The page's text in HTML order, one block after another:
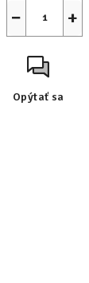
+
−
Opýtať sa